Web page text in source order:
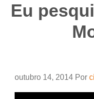
Eu
outubro 14, 2014 Por